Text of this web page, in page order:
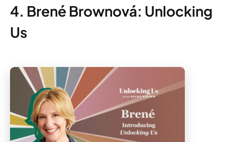
4. Brené Brownová: Unlocking
Us